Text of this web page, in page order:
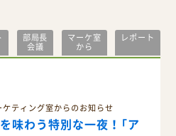
部局長
会議
マーケ室
から
レポート
ケティング室からのお知らせ
味わう特別な一夜！「ア